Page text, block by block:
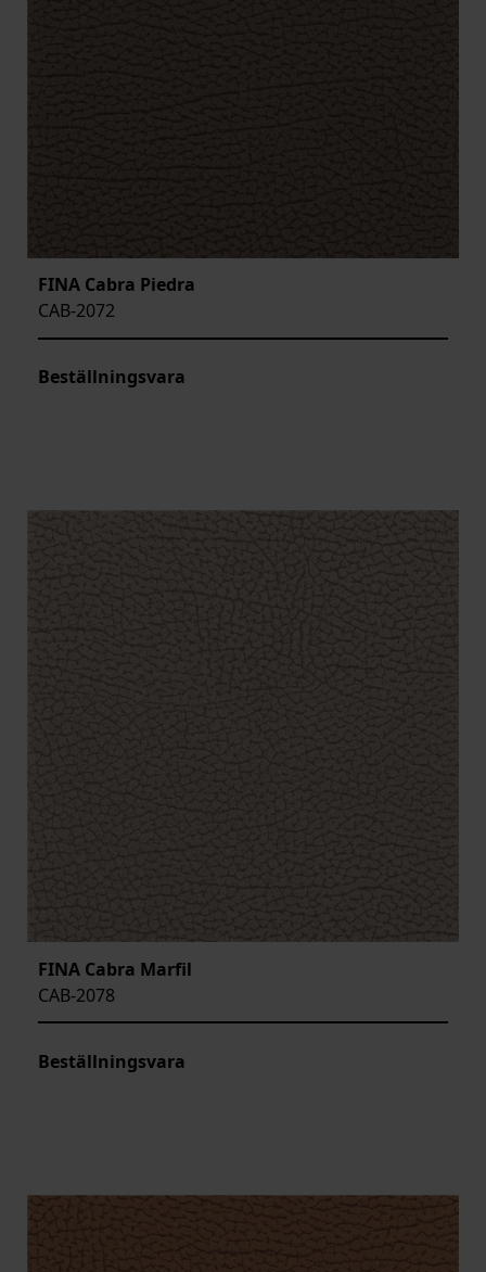
FINA Cabra Piedra
CAB-2072
Beställningsvara
FINA Cabra Marfil
CAB-2078
Beställningsvara